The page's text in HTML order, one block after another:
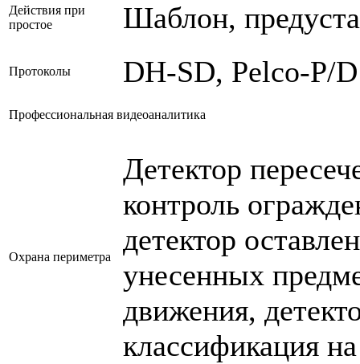
Действия при
простое
Шаблон,
Протоколы DH-SD, Pelco-P/D
Профессиональная видеоаналитика
Охрана периметра
Детектор
контроль
детектор
унесенных
движения,
классификация